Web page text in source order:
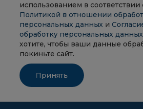
использованием в
Политикой в отношении
персональных данных и
обработку персональных данных
хотите, чтобы ваши данные
покиньте сайт.
Принять